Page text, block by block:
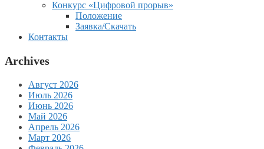
Конкурс «Цифровой прорыв»
Положение
Заявка/Скачать
Контакты
Archives
Август 2026
Июль 2026
Июнь 2026
Май 2026
Апрель 2026
Март 2026